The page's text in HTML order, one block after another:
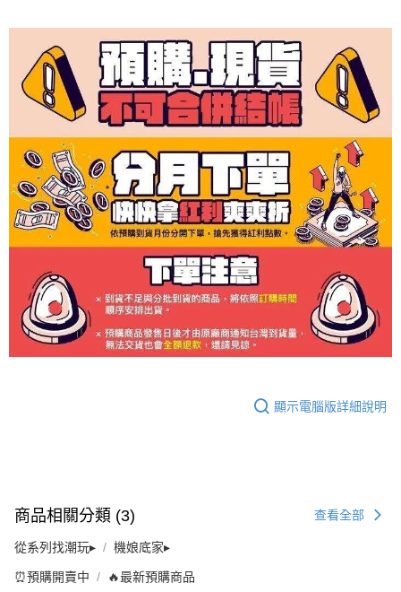
顯示電腦版詳細說明
商品相關分類 (3) 查看全部
從系列找潮玩▸ 機娘底家▸
⏰預購開賣中 🔥最新預購商品